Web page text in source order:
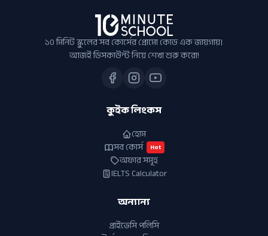
১০ মিনিট স্কুলের সব কোর্সের প্রোমো কোড এক জায়গায়।
আজই ডিসকাউন্ট নিয়ে শেখা শুরু করো!
কুইক লিংকস
হোম
সব কোর্স
Hot
অফার সমূহ
IELTS Calculator
অন্যান্য
প্রাইভেসি পলিসি